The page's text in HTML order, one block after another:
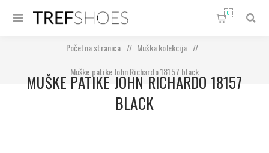
0
Početna stranica / Muška kolekcija
/
Muške patike John Richardo 18157 black
MUŠKE PATIKE JOHN RICHARDO 18157
BLACK